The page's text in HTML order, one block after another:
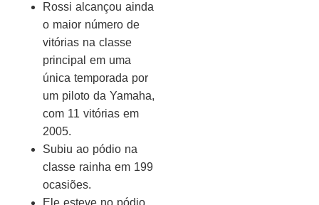
Rossi alcançou ainda
o maior número de
vitórias na classe
principal em uma
única temporada por
um piloto da Yamaha,
com 11 vitórias em
2005.
Subiu ao pódio na
classe rainha em 199
ocasiões.